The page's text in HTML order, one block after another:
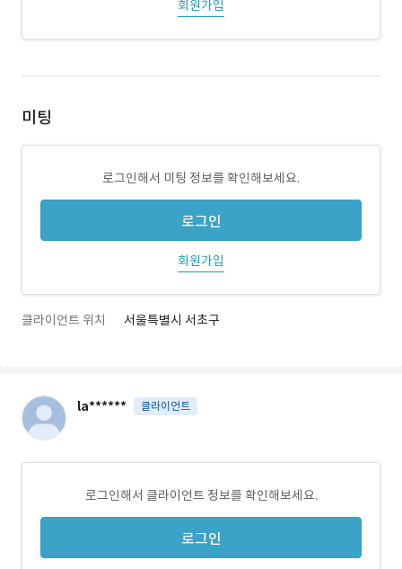
회원가입
미팅
로그인해서 미팅 정보를 확인해보세요.
로그인
회원가입
클라이언트 위치 서울특별시 서초구
la****** 클라이언트
로그인해서 클라이언트 정보를 확인해보세요.
로그인